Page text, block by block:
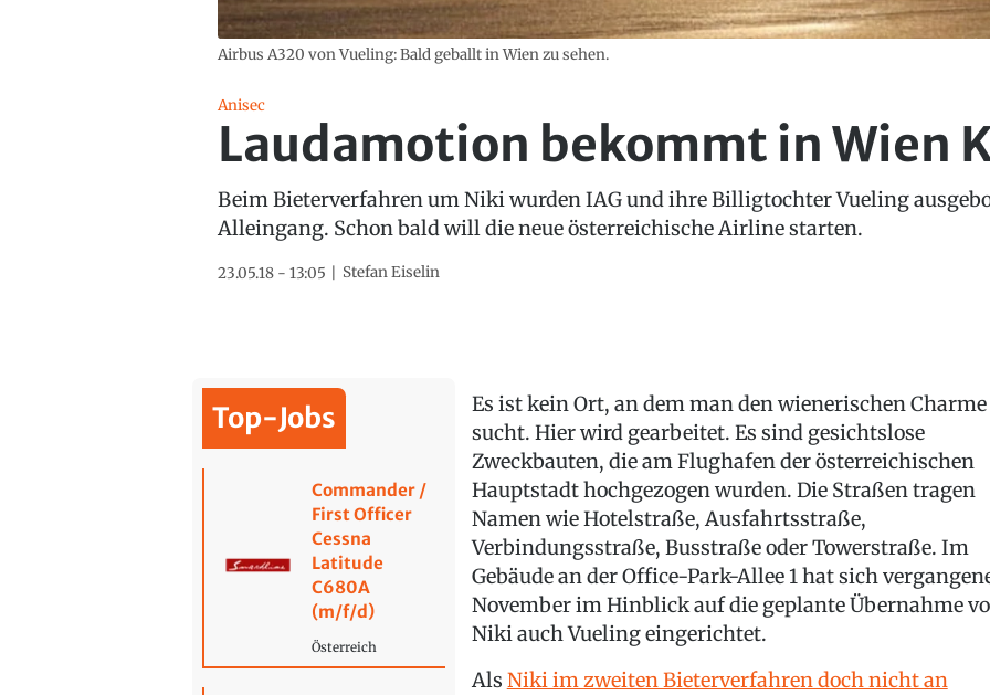
Airbus A320 von Vueling: Bald geballt in Wien zu sehen.
Anisec
Laudamotion bekommt in Wien
Beim Bieterverfahren um Niki wurden IAG und ihre Billigtochter Vueling
Alleingang. Schon bald will die neue österreichische Airline starten.
23.05.18 - 13:05 Stefan Eiselin
Top-Jobs
Commander /
First Officer
Cessna
Latitude
C680A
(m/f/d)
Österreich
Es ist kein Ort, an dem man den wienerischen Charme
sucht. Hier wird gearbeitet. Es sind gesichtslose
Zweckbauten, die am Flughafen der österreichischen
Hauptstadt hochgezogen wurden. Die Straßen tragen
Namen wie Hotelstraße, Ausfahrtsstraße,
Verbindungsstraße, Busstraße oder Towerstraße. Im
Gebäude an der Office-Park-Allee 1 hat sich
November im Hinblick auf die geplante Übernahme
Niki auch Vueling eingerichtet.
Als Niki im zweiten Bieterverfahren doch nicht an